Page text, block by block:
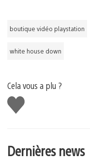
boutique vidéo playstation
white house down
Cela vous a plu ?
J'aime
Dernières news